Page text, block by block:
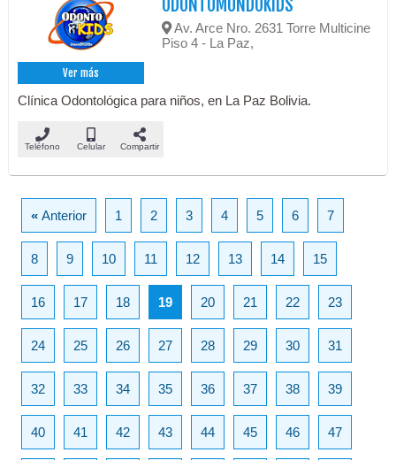
Ver más
ODONTOMUNDOKIDS
Av. Arce Nro. 2631 Torre Multicine
Piso 4 - La Paz,
Clínica Odontológica para niños, en La Paz Bolivia.
Teléfono Celular Compartir
«Anterior 1 2 3 4 5 6 7
8 9 10 11 12 13 14 15
16 17 18 19 20 21 22 23
24 25 26 27 28 29 30 31
32 33 34 35 36 37 38 39
40 41 42 43 44 45 46 47